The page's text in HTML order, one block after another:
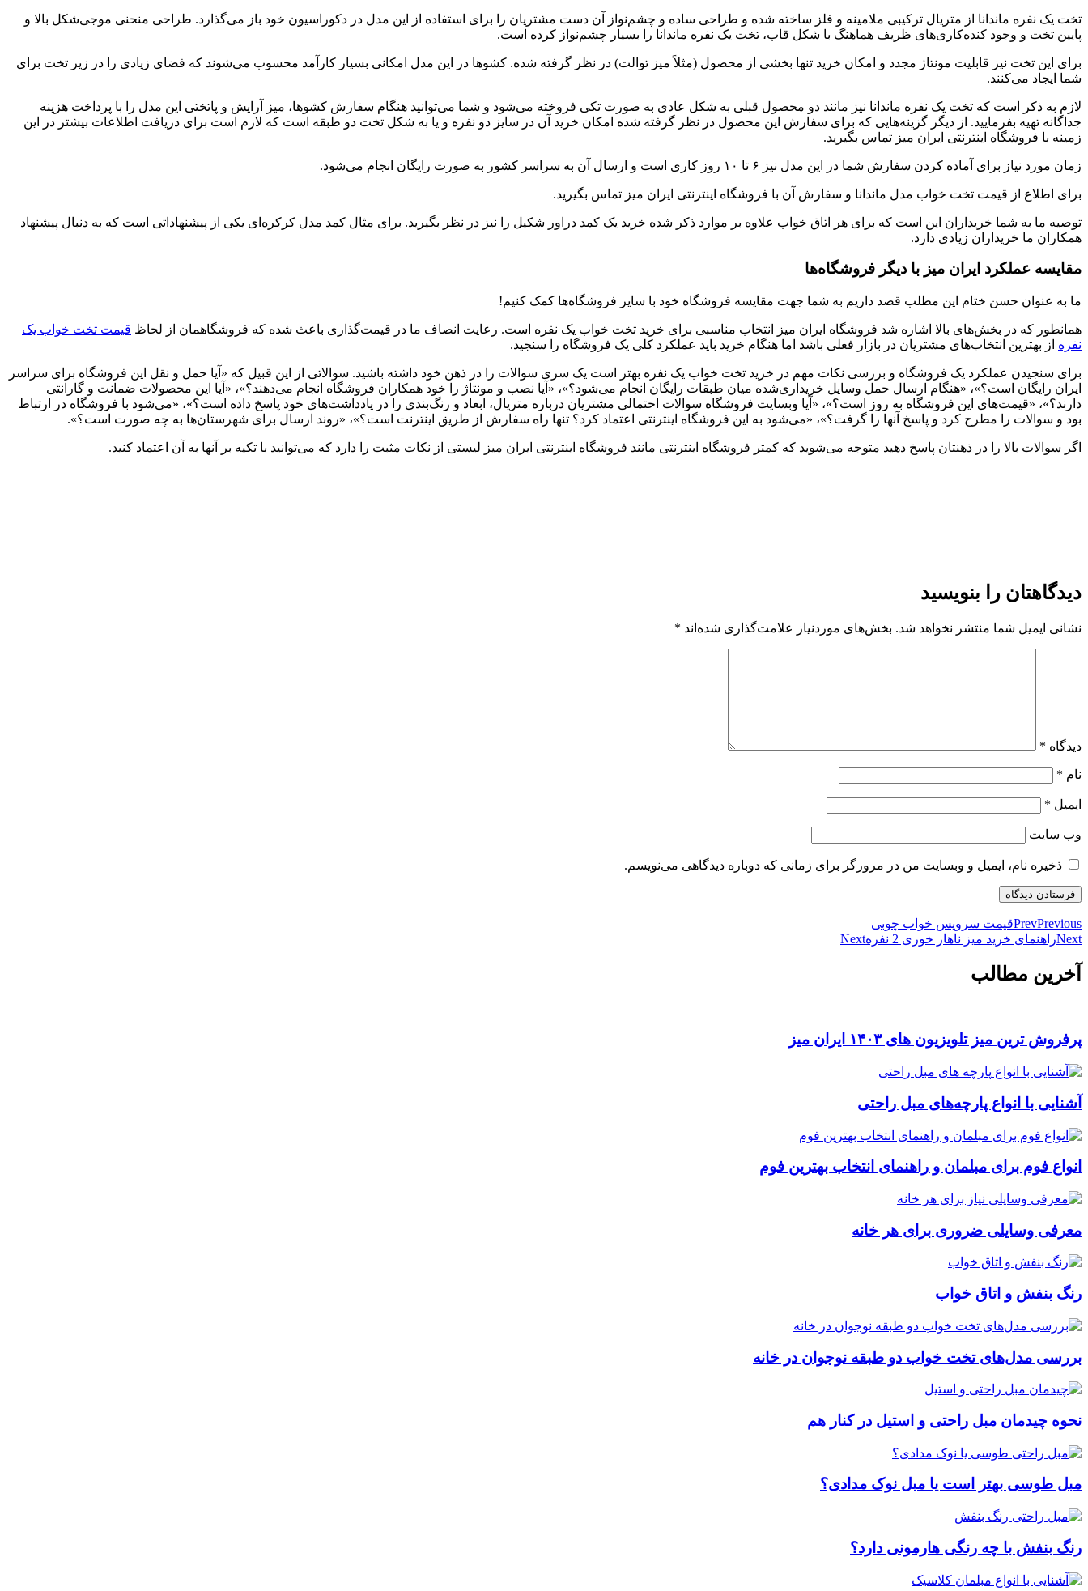
تخت یک نفره ماندانا از متریال ترکیبی ملامینه و فلز ساخته شده و طراحی ساده و چشم‌نواز آن دست مشتریان را برای استفاده از این مدل در دکوراسیون خود باز می‌گذارد. طراحی منحنی موجی‌شکل بالا و
پایین تخت و وجود کنده‌کاری‌های ظریف هماهنگ با شکل قاب، تخت یک نفره ماندانا را بسیار چشم‌نواز کرده است.
برای این تخت نیز قابلیت مونتاژ مجدد و امکان خرید تنها بخشی از محصول (مثلاً میز توالت) در نظر گرفته شده. کشوها در این مدل امکانی بسیار کارآمد محسوب می‌شوند که فضای زیادی را در زیر تخت برای
شما ایجاد می‌کنند.
لازم به ذکر است که تخت یک نفره ماندانا نیز مانند دو محصول قبلی به شکل عادی به صورت تکی فروخته می‌شود و شما می‌توانید هنگام سفارش کشوها، میز آرایش و پاتختی این مدل را با پرداخت هزینه
جداگانه تهیه بفرمایید. از دیگر گزینه‌هایی که برای سفارش این محصول در نظر گرفته شده امکان خرید آن در سایز دو نفره و یا به شکل تخت دو طبقه است که لازم است برای دریافت اطلاعات بیشتر در این
زمینه با فروشگاه اینترنتی ایران میز تماس بگیرید.
زمان مورد نیاز برای آماده کردن سفارش شما در این مدل نیز ۶ تا ۱۰ روز کاری است و ارسال آن به سراسر کشور به صورت رایگان انجام می‌شود.
برای اطلاع از قیمت تخت خواب مدل ماندانا و سفارش آن با فروشگاه اینترنتی ایران میز تماس بگیرید.
توصیه ما به شما خریداران این است که برای هر اتاق خواب علاوه بر موارد ذکر شده خرید یک کمد دراور شکیل را نیز در نظر بگیرید. برای مثال کمد مدل کرکره‌ای یکی از پیشنهاداتی است که به دنبال پیشنهاد
همکاران ما خریداران زیادی دارد.
مقایسه عملکرد ایران میز با دیگر فروشگاه‌ها
ما به عنوان حسن ختام این مطلب قصد داریم به شما جهت مقایسه فروشگاه خود با سایر فروشگاه‌ها کمک کنیم!
همانطور که در بخش‌های بالا اشاره شد فروشگاه ایران میز انتخاب مناسبی برای خرید تخت خواب یک نفره است. رعایت انصاف ما در قیمت‌گذاری باعث شده که فروشگاهمان از لحاظ قیمت تخت خواب یک
نفره از بهترین انتخاب‌های مشتریان در بازار فعلی باشد اما هنگام خرید باید عملکرد کلی یک فروشگاه را سنجید.
برای سنجیدن عملکرد یک فروشگاه و بررسی نکات مهم در خرید تخت خواب یک نفره بهتر است یک سری سوالات را در ذهن خود داشته باشید. سوالاتی از این قبیل که «آیا حمل و نقل این فروشگاه برای سراسر
ایران رایگان است؟»، «هنگام ارسال حمل وسایل خریداری‌شده میان طبقات رایگان انجام می‌شود؟»، «آیا نصب و مونتاژ را خود همکاران فروشگاه انجام می‌دهند؟»، «آیا این محصولات ضمانت و گارانتی
دارند؟»، «قیمت‌های این فروشگاه به روز است؟»، «آیا وبسایت فروشگاه سوالات احتمالی مشتریان درباره متریال،‌ ابعاد و رنگ‌بندی را در یادداشت‌های خود پاسخ داده است؟»، «می‌شود با فروشگاه در ارتباط
بود و سوالات را مطرح کرد و پاسخ آنها را گرفت؟»، «می‌شود به این فروشگاه اینترنتی اعتماد کرد؟ تنها راه سفارش از طریق اینترنت است؟»، «روند ارسال برای شهرستان‌ها به چه صورت است؟».
اگر سوالات بالا را در ذهنتان پاسخ دهید متوجه می‌شوید که کمتر فروشگاه اینترنتی مانند فروشگاه اینترنتی ایران میز لیستی از نکات مثبت را دارد که می‌توانید با تکیه بر آنها به آن اعتماد کنید.
دیدگاهتان را بنویسید
نشانی ایمیل شما منتشر نخواهد شد. بخش‌های موردنیاز علامت‌گذاری شده‌اند *
دیدگاه *
نام *
ایمیل *
وب‌ سایت
ذخیره نام، ایمیل و وبسایت من در مرورگر برای زمانی که دوباره دیدگاهی می‌نویسم.
PrevPrevious
قیمت سرویس خواب چوبی
Nextراهنمای خرید میز ناهار خوری 2 نفره Next
آخرین مطالب
پرفروش ترین میز تلویزیون های ۱۴۰۳ ایران میز
آشنایی با انواع پارچه‌های مبل راحتی
انواع فوم برای مبلمان و راهنمای انتخاب بهترین فوم
معرفی وسایلی ضروری برای هر خانه
رنگ بنفش و اتاق خواب
بررسی مدل‌های تخت خواب دو طبقه نوجوان در خانه
نحوه چیدمان مبل راحتی و استیل در کنار هم
مبل طوسی بهتر است یا مبل نوک مدادی؟
رنگ بنفش با چه رنگی هارمونی دارد؟